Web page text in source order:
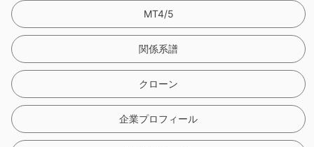
MT4/5
関係系譜
クローン
企業プロフィール